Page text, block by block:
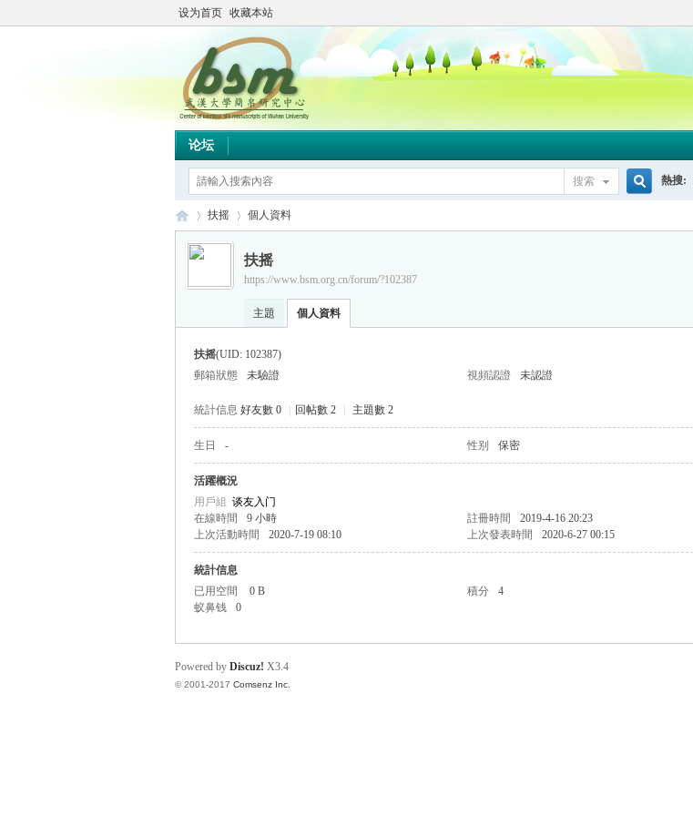
设为首页 收藏本站
论坛
搜索 熱搜:
›
扶摇
›
個人資料
扶摇
https://www.bsm.org.cn/forum/?102387
主題 個人資料
扶摇(UID: 102387)
郵箱狀態
未驗證 視頻認證 未認證
統計信息 好友數 0 回帖數 2 主題數 2
生日 - 性别 保密
活躍概況
用戶組 谈友入门
在線時間
9 小時 註冊時間 2019-4-16 20:23
上次活動時間
2020-7-19 08:10 上次發表時間 2020-6-27 00:15
統計信息
已用空間
0 B 積分 4
蚁鼻钱
0
Powered by Discuz! X3.4
© 2001-2017 Comsenz Inc.